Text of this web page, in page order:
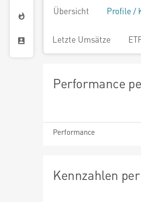
Übersicht Profile /
Letzte Umsätze
Performance
Performance
Kennzahlen